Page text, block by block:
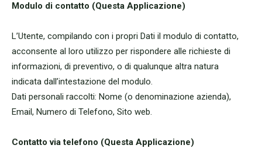
Modulo di contatto (Questa Applicazione)
L’Utente, compilando con i propri Dati il modulo di contatto,
acconsente al loro utilizzo per rispondere alle richieste di
informazioni, di preventivo, o di qualunque altra natura
indicata dall’intestazione del modulo.
Dati personali raccolti: Nome (o denominazione azienda),
Email, Numero di Telefono, Sito web.
Contatto via telefono (Questa Applicazione)